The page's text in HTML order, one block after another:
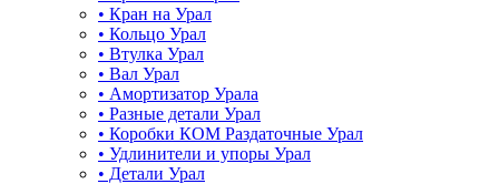
• Кран на Урал
• Кольцо Урал
• Втулка Урал
• Вал Урал
• Амортизатор Урала
• Разные детали Урал
• Коробки КОМ Раздаточные Урал
• Удлинители и упоры Урал
• Детали Урал